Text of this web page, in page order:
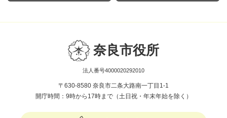
奈良市役所
法人番号4000020292010
〒630-8580 奈良市二条大路南一丁目1-1
開庁時間：9時から17時まで（土日祝・年末年始を除く）